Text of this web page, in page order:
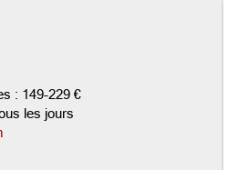
: 149-229 €
les jours